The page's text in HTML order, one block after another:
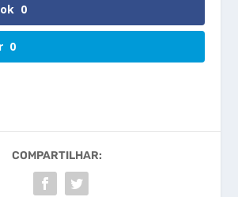
0
0
COMPARTILHAR: